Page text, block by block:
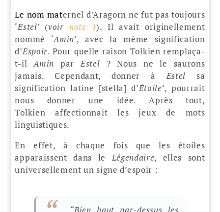
Le nom maternel d’Aragorn ne fut pas toujours
‘Estel’ (voir note 1). Il avait originellement
nommé ‘Amin’, avec la même signification
d’Espoir. Pour quelle raison Tolkien remplaça-
t-ilAmin parEstel ? Nous ne le saurons
jamais. Cependant, donner àEstel sa
signification latine [stella] d’Étoile’, pourrait
nous donner une idée. Après tout,
Tolkien affectionnait les jeux de mots
linguistiques.
En effet, à chaque fois que les étoiles
apparaissent dans leLégendaire, elles sont
universellement un signe d’espoir :